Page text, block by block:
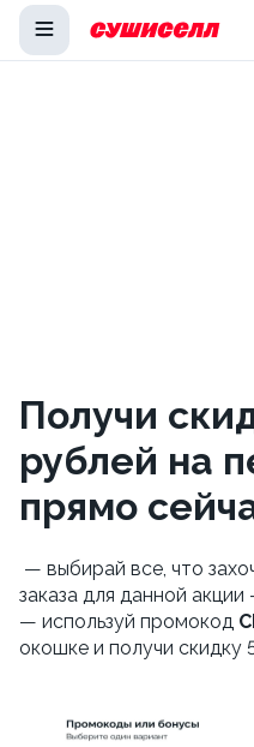
Получи
рублей на
прямо
— выбирай все, что
заказа для данной
— используй промокод
окошке и получи скидку